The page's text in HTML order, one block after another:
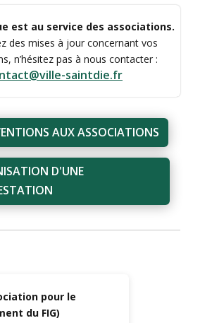
est au service des associations.
des mises à jour concernant vos
n’hésitez pas à nous contacter :
saintdie.fr
AUX ASSOCIATIONS
D'UNE
pour le
du FIG)